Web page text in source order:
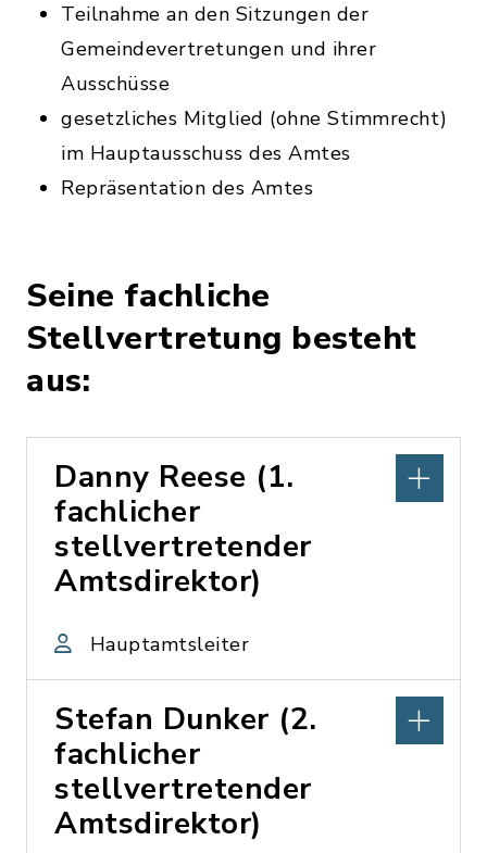
Teilnahme an den Sitzungen der
Gemeindevertretungen und ihrer
Ausschüsse
gesetzliches Mitglied (ohne Stimmrecht)
im Hauptausschuss des Amtes
Repräsentation des Amtes
Seine fachliche
Stellvertretung besteht
aus:
Danny Reese (1.
fachlicher
stellvertretender
Amtsdirektor)
Hauptamtsleiter
Stefan Dunker (2.
fachlicher
stellvertretender
Amtsdirektor)